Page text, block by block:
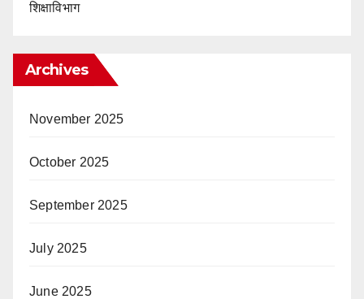
शिक्षाविभाग
Archives
November 2025
October 2025
September 2025
July 2025
June 2025